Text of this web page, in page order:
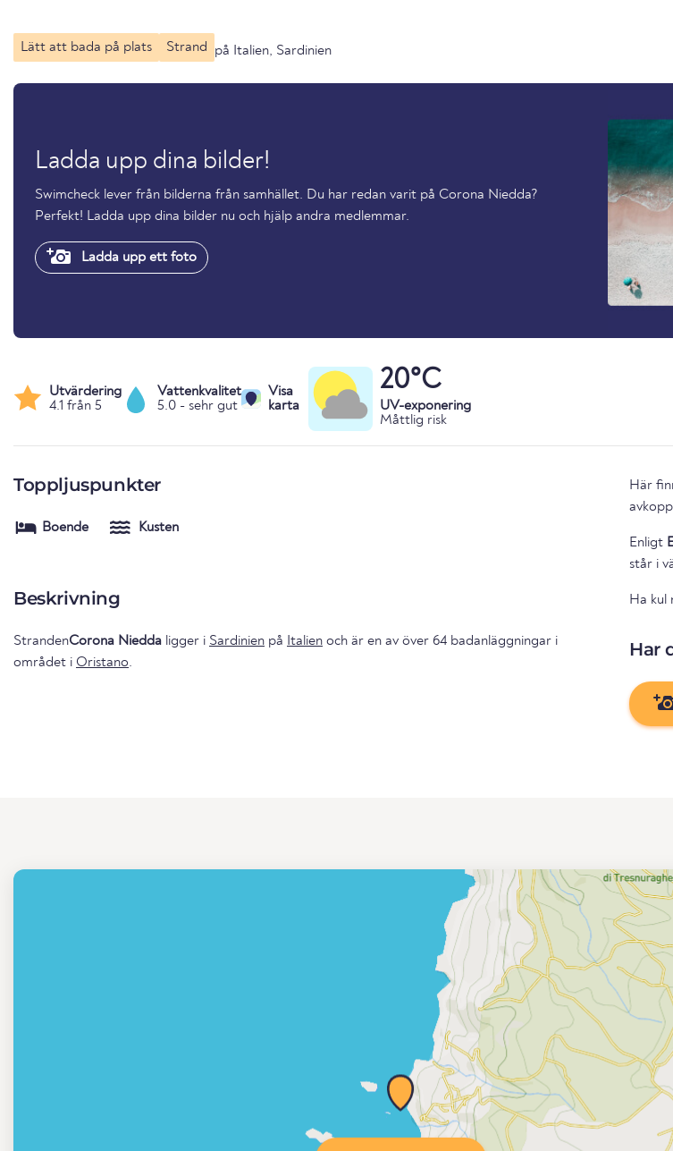
Lätt att bada på plats Strand på Italien, Sardinien
Ladda upp dina bilder!
Swimcheck lever från bilderna från samhället. Du har redan varit på Corona Niedda?
Perfekt! Ladda upp dina bilder nu och hjälp andra medlemmar.
Ladda upp ett foto
Utvärdering
4.1 från 5
Vattenkvalitet
5.0 - sehr gut
Visa
karta
20°C
UV-exponering
Måttlig risk
Toppljuspunkter
Boende Kusten
Beskrivning
StrandenCorona Niedda ligger i Sardinien på Italien och är en av över 64 badanläggningar i
området i Oristano.
Här
Enligt
står i
Ha kul
Har